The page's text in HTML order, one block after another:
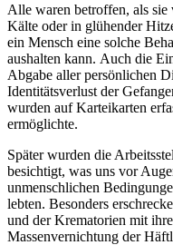
Alle waren betroffen, als
Kälte oder in glühender
ein Mensch eine solche
aushalten kann. Auch die
Abgabe aller persönlichen
Identitätsverlust der
wurden auf Karteikarten
ermöglichte.
Später wurden die
besichtigt, was uns vor
unmenschlichen
lebten. Besonders
und der Krematorien mit
Massenvernichtung der